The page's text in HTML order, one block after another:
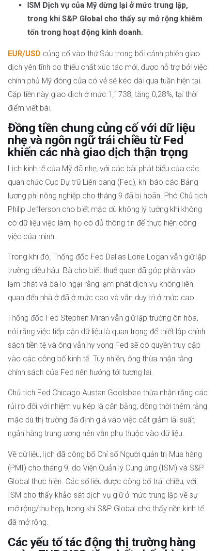
ISM Dịch vụ của Mỹ dừng lại ở mức trung lập,
trong khi S&P Global cho thấy sự mở rộng khiêm
tốn trong hoạt động kinh doanh.
EUR/USD củng cố vào thứ Sáu trong bối cảnh phiên giao
dịch yên tĩnh do thiếu chất xúc tác mới, được hỗ trợ bởi việc
chính phủ Mỹ đóng cửa có vẻ sẽ kéo dài qua tuần hiện tại.
Cặp tiền này giao dịch ở mức 1,1738, tăng 0,28%, tại thời
điểm viết bài.
Đồng tiền chung củng cố với dữ liệu
nhẹ và ngôn ngữ trái chiều từ Fed
khiến các nhà giao dịch thận trọng
Lịch kinh tế của Mỹ đã nhẹ, với các bài phát biểu của các
quan chức Cục Dự trữ Liên bang (Fed), khi báo cáo Bảng
lương phi nông nghiệp cho tháng 9 đã bị hoãn. Phó Chủ tịch
Philip Jefferson cho biết mặc dù không lý tưởng khi không
có dữ liệu việc làm, họ có đủ thông tin để thực hiện công
việc của mình.
Trong khi đó, Thống đốc Fed Dallas Lorie Logan vẫn giữ lập
trường diều hâu. Bà cho biết thuế quan đã góp phần vào
lạm phát và bà lo ngại rằng lạm phát dịch vụ không liên
quan đến nhà ở đã ở mức cao và vẫn duy trì ở mức cao.
Thống đốc Fed Stephen Miran vẫn giữ lập trường ôn hòa,
nói rằng việc tiếp cận dữ liệu là quan trọng để thiết lập chính
sách tiền tệ và ông vẫn hy vọng Fed sẽ có quyền truy cập
vào các công bố kinh tế. Tuy nhiên, ông thừa nhận rằng
chính sách của Fed nên hướng tới tương lai.
Chủ tịch Fed Chicago Austan Goolsbee thừa nhận rằng các
rủi ro đối với nhiệm vụ kép là cân bằng, đồng thời thêm rằng
mặc dù thị trường đã định giá vào việc cắt giảm lãi suất,
ngân hàng trung ương nên vẫn phụ thuộc vào dữ liệu.
Về dữ liệu, lịch đã công bố Chỉ số Người quản trị Mua hàng
(PMI) cho tháng 9, do Viện Quản lý Cung ứng (ISM) và S&P
Global thực hiện. Các số liệu được công bố trái chiều, với
ISM cho thấy khảo sát dịch vụ giữ ở mức trung lập về sự
mở rộng/thu hẹp, trong khi S&P Global cho thấy nền kinh tế
đã mở rộng.
Các yếu tố tác động thị trường hàng